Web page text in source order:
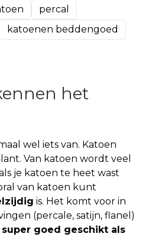
percal
katoenen beddengoed
het
wel iets van. Katoen
Van katoen wordt veel
je katoen te heet wast
van katoen kunt
is. Het komt voor in
(percale, satijn, flanel)
super goed geschikt als